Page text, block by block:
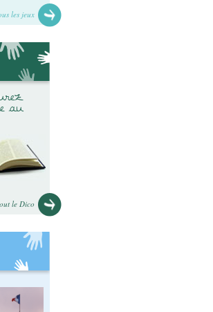
les jeux
au
le Dico